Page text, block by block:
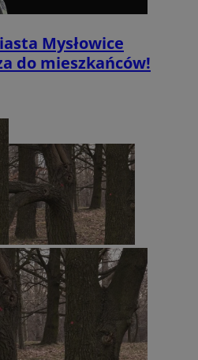
Mysłowice
do mieszkańców!